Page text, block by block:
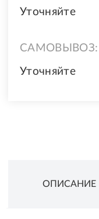
Уточняйте
САМОВЫВОЗ:
Уточняйте
ОПИСАНИЕ